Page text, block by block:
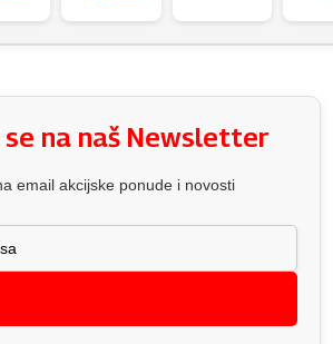
na naš Newsletter
email akcijske ponude i novosti